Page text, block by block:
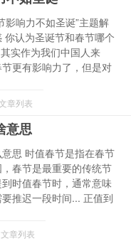
影响力不如圣诞”主题解
你认为圣诞节和春节哪个
实作为我们中国人来
更有影响力了，但是对
文章列表
意思
思 时值春节是指在春节
春节是最重要的传统节
时值春节时，通常意味
推迟一段时间... 正值到
文章列表